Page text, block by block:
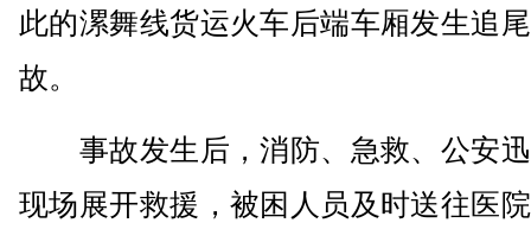
此的漯舞线货运火车后端车厢发生追
故。
事故发生后，消防、急救、公安
现场展开救援，被困人员及时送往医